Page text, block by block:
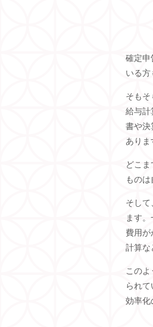
確定申
いる方
そもそ
給与計
書や決
ありま
どこ
ものは
そし
ます
費用
計算な
このよ
られ
効率化